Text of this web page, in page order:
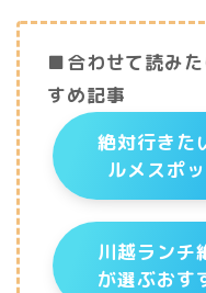
■合わせて読み
すめ記事
絶対行きた
ルメスポ
川越ランチ
が選ぶおす